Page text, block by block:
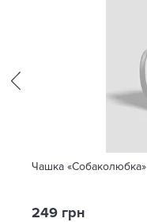
Чашка «Собаколюбка»
249 грн